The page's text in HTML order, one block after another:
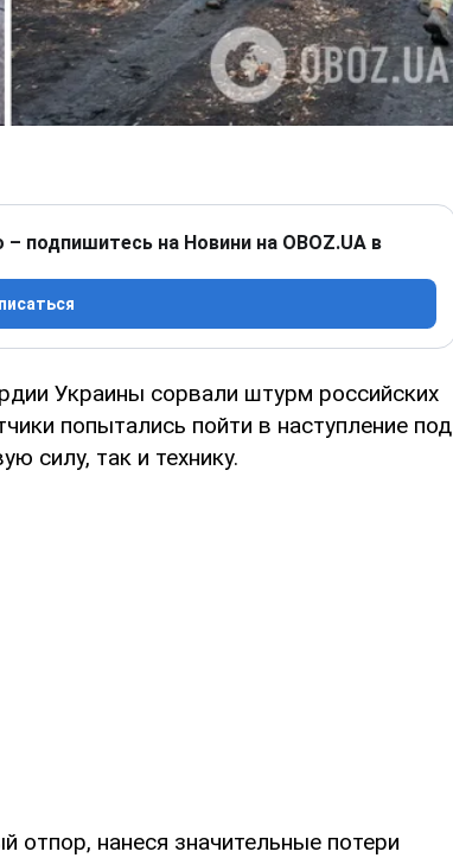
подпишитесь на Новини на OBOZ.UA в
Украины сорвали штурм российских
попытались пойти в наступление под
силу, так и технику.
отпор, нанеся значительные потери